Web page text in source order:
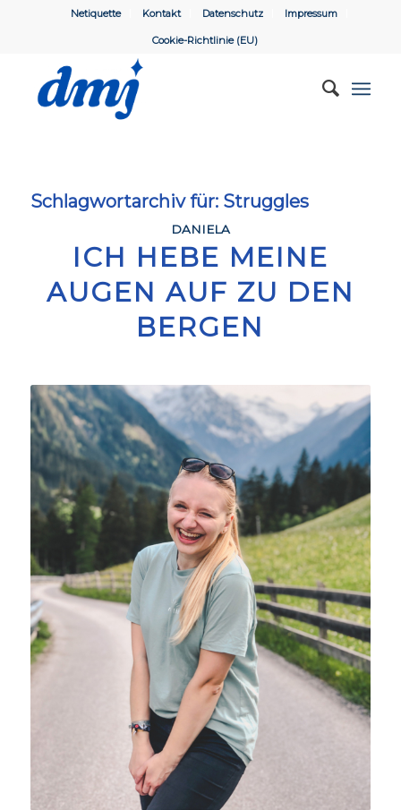
Netiquette Kontakt Datenschutz Impressum
Cookie-Richtlinie (EU)
Schlagwortarchiv für: Struggles
DANIELA
ICH HEBE MEINE
AUGEN AUF ZU DEN
BERGEN